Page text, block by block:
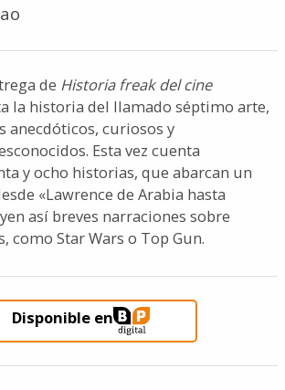
de Historia freak del cine
la historia del llamado séptimo arte,
anecdóticos, curiosos y
Esta vez cuenta
y ocho historias, que abarcan un
«Lawrence de Arabia hasta
así breves narraciones sobre
como Star Wars o Top Gun.
Disponible en